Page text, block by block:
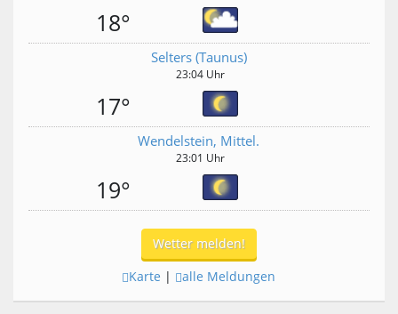
18°
Selters (Taunus)
23:04 Uhr
17°
Wendelstein, Mittel.
23:01 Uhr
19°
Wetter melden!
Karte | alle Meldungen